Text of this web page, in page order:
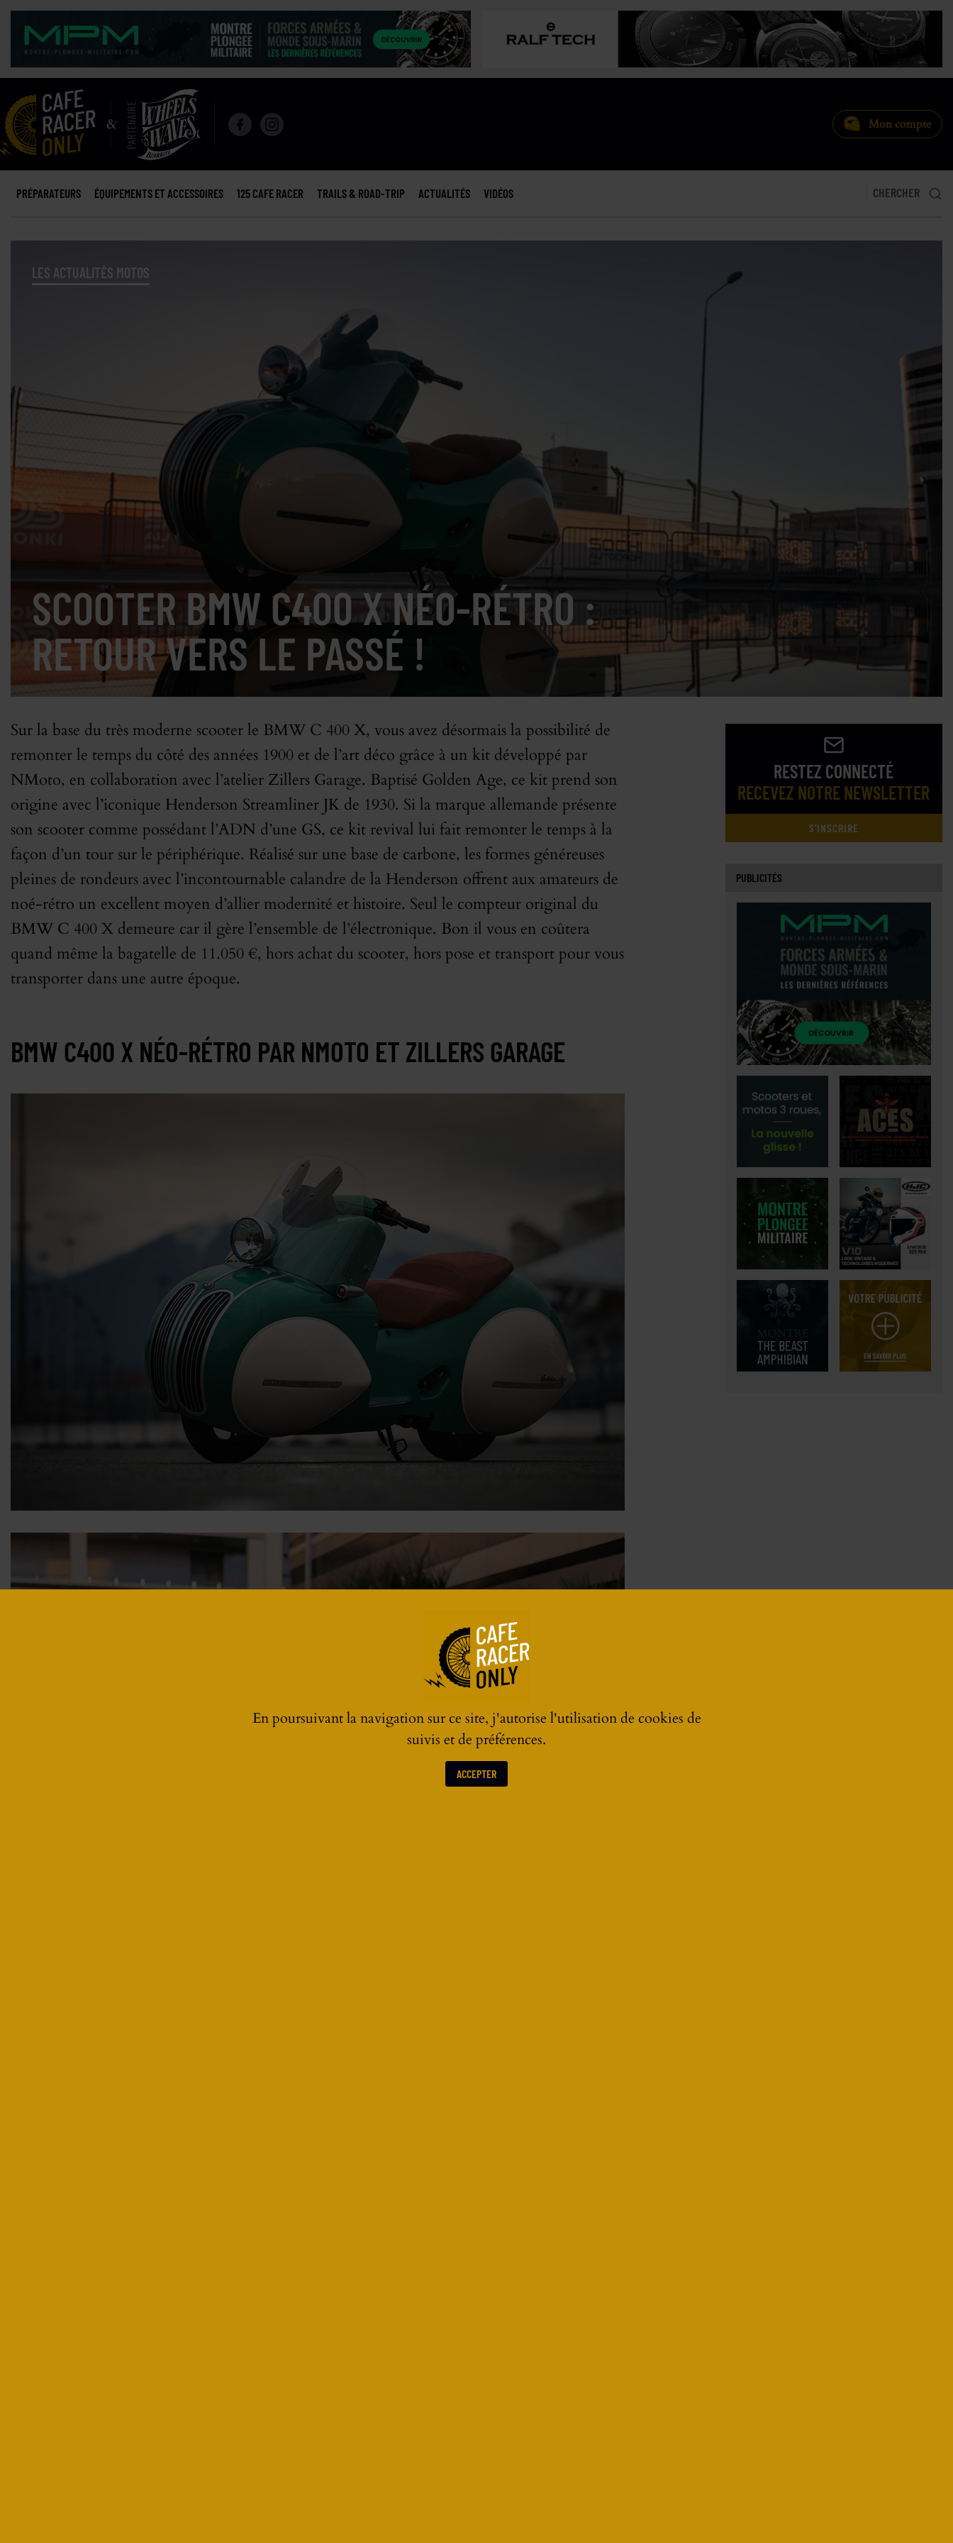
Mon compte
PRÉPARATEURS ÉQUIPEMENTS ET ACCESSOIRES 125 CAFE RACER TRAILS & ROAD-TRIP ACTUALITÉS VIDÉOS CHERCHER
LES ACTUALITÉS MOTOS
SCOOTER BMW C400 X NÉO-RÉTRO :
RETOUR VERS LE PASSÉ !
Sur la base du très moderne scooter le BMW C 400 X, vous avez désormais la possibilité de
remonter le temps du côté des années 1900 et de l’art déco grâce à un kit développé par
NMoto, en collaboration avec l’atelier Zillers Garage. Baptisé Golden Age, ce kit prend son
origine avec l’iconique Henderson Streamliner JK de 1930. Si la marque allemande présente
son scooter comme possédant l’ADN d’une GS, ce kit revival lui fait remonter le temps à la
façon d’un tour sur le périphérique. Réalisé sur une base de carbone, les formes généreuses
pleines de rondeurs avec l’incontournable calandre de la Henderson offrent aux amateurs de
noé-rétro un excellent moyen d’allier modernité et histoire. Seul le compteur original du
BMW C 400 X demeure car il gère l’ensemble de l’électronique. Bon il vous en coûtera
quand même la bagatelle de 11.050 €, hors achat du scooter, hors pose et transport pour vous
transporter dans une autre époque.
BMW C400 X NÉO-RÉTRO PAR NMOTO ET ZILLERS GARAGE
RESTEZ CONNECTÉ
RECEVEZ NOTRE NEWSLETTER
S'INSCRIRE
PUBLICITÉS
En poursuivant la navigation sur ce site, j'autorise l'utilisation de cookies de
suivis et de préférences.
ACCEPTER